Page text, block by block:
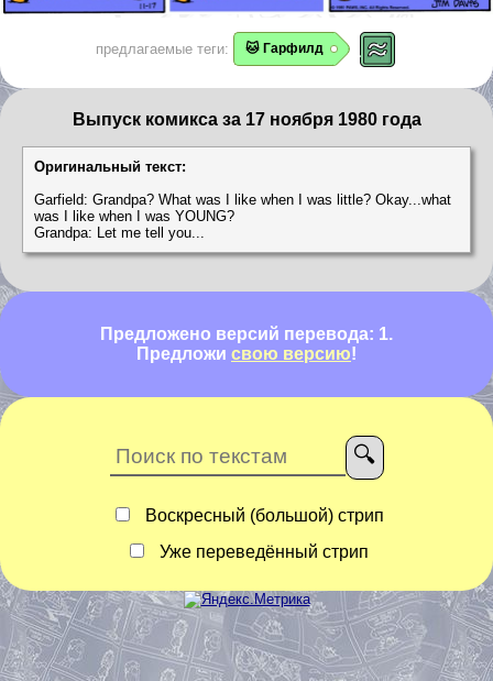
предлагаемые теги: 🐱 Гарфилд
Выпуск комикса за 17 ноября 1980 года
Оригинальный текст:
Garfield: Grandpa? What was I like when I was little? Okay...what
was I like when I was YOUNG?
Grandpa: Let me tell you...
Предложено версий перевода: 1.
Предложи свою версию!
Воскресный (большой) стрип
Уже переведённый стрип